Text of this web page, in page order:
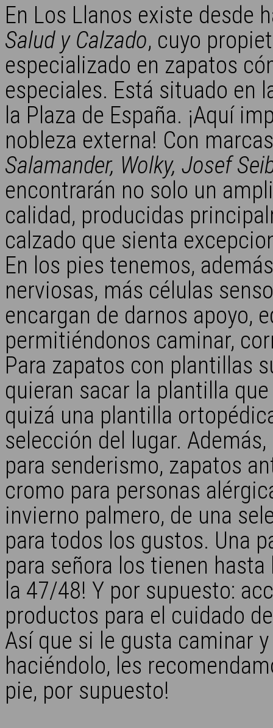
En Los Llanos existe desde
Salud y Calzado, cuyo
especializado en zapatos
especiales. Está situado en
la Plaza de España. ¡Aquí
nobleza externa! Con
Salamander, Wolky, Josef
encontrarán no solo un
calidad, producidas
calzado que sienta
En los pies tenemos,
nerviosas, más células
encargan de darnos apoyo,
permitiéndonos caminar,
Para zapatos con plantillas
quieran sacar la plantilla
quizá una plantilla
selección del lugar.
para senderismo, zapatos
cromo para personas
invierno palmero, de una
para todos los gustos. Una
para señora los tienen
la 47/48! Y por supuesto:
productos para el cuidado
Así que si le gusta caminar
haciéndolo, les
pie, por supuesto!